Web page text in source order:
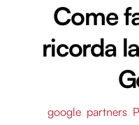
Come
ricorda
google, partners,